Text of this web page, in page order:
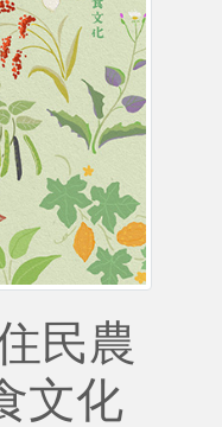
民農
文化